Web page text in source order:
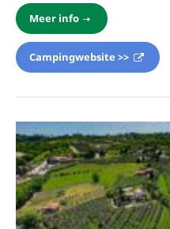
Meer info
Campingwebsite >>